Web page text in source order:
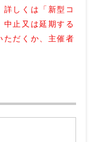
詳しくは 「新型コ
中止又は延期する
ただくか、主催者